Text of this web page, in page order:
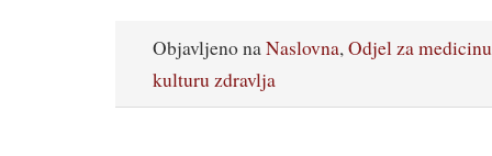
Objavljeno na Naslovna, Odjel za
kulturu zdravlja